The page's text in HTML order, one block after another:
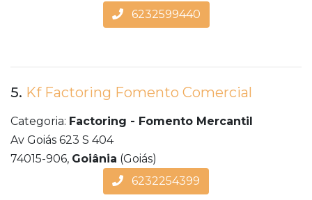
6232599440
5. Kf Factoring Fomento Comercial
Categoria: Factoring - Fomento Mercantil
Av Goiás 623 S 404
74015-906, Goiânia (Goiás)
6232254399